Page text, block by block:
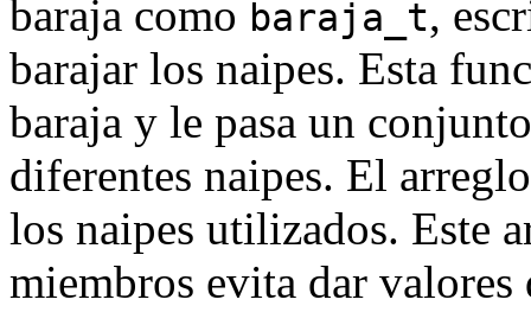
baraja como baraja_t,
barajar los naipes. Esta
baraja y le pasa un
diferentes naipes. El
los naipes utilizados. Este
miembros evita dar